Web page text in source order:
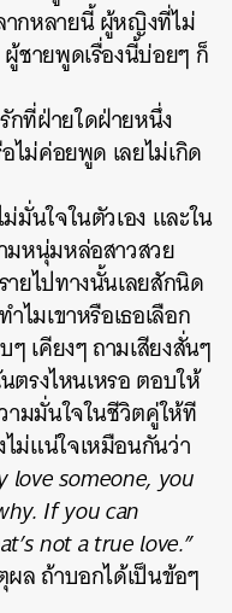
กหลายนี้ ผู้หญิงที่ไม่
ชายพูดเรื่องนี้บ่อยๆ ก็
กที่ฝ่ายใดฝ่ายหนึ่ง
ม่ค่อยพูด เลยไม่เกิด
มั่นใจในตัวเอง และใน
หนุ่มหล่อสาวสวย
ยไปทางนั้นเลยสักนิด
ไมเขาหรือเธอเลือก
เคียงๆ ถามเสียงสั่นๆ
ตรงไหนเหรอ ตอบให้
ามมั่นใจในชีวิตคู่ให้ที
ม่แน่ใจเหมือนกันว่า
love someone, you
If you can
not a true love.”
ล ถ้าบอกได้เป็นข้อๆ